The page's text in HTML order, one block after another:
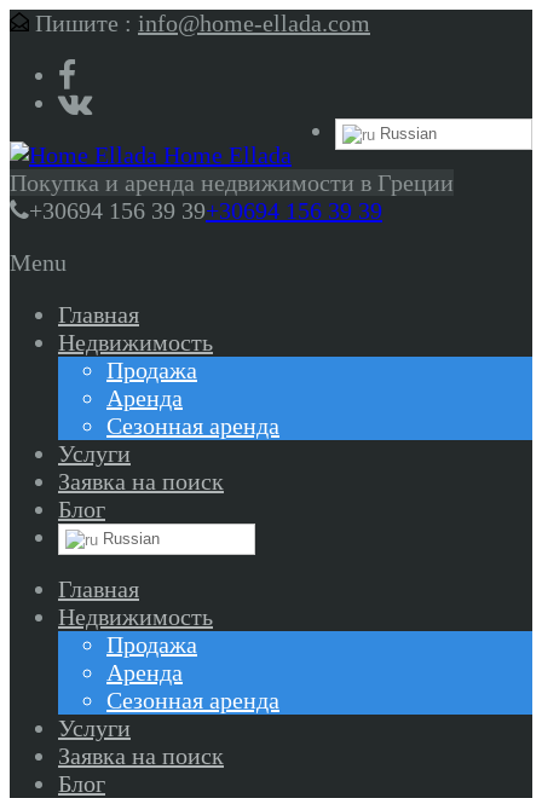
Пишите : info@home-ellada.com
Russian
Home Ellada
Покупка и аренда недвижимости в Греции
+30694 156 39 39+30694 156 39 39
Menu
Главная
Недвижимость
Продажа
Аренда
Сезонная аренда
Услуги
Заявка на поиск
Блог
Russian
Главная
Недвижимость
Продажа
Аренда
Сезонная аренда
Услуги
Заявка на поиск
Блог